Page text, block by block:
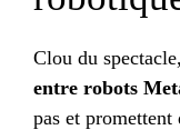
Clou du
entre robots
pas et